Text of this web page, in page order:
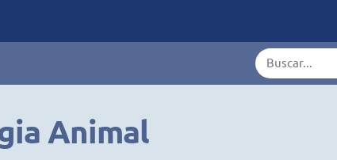
Termo de busca
Animal